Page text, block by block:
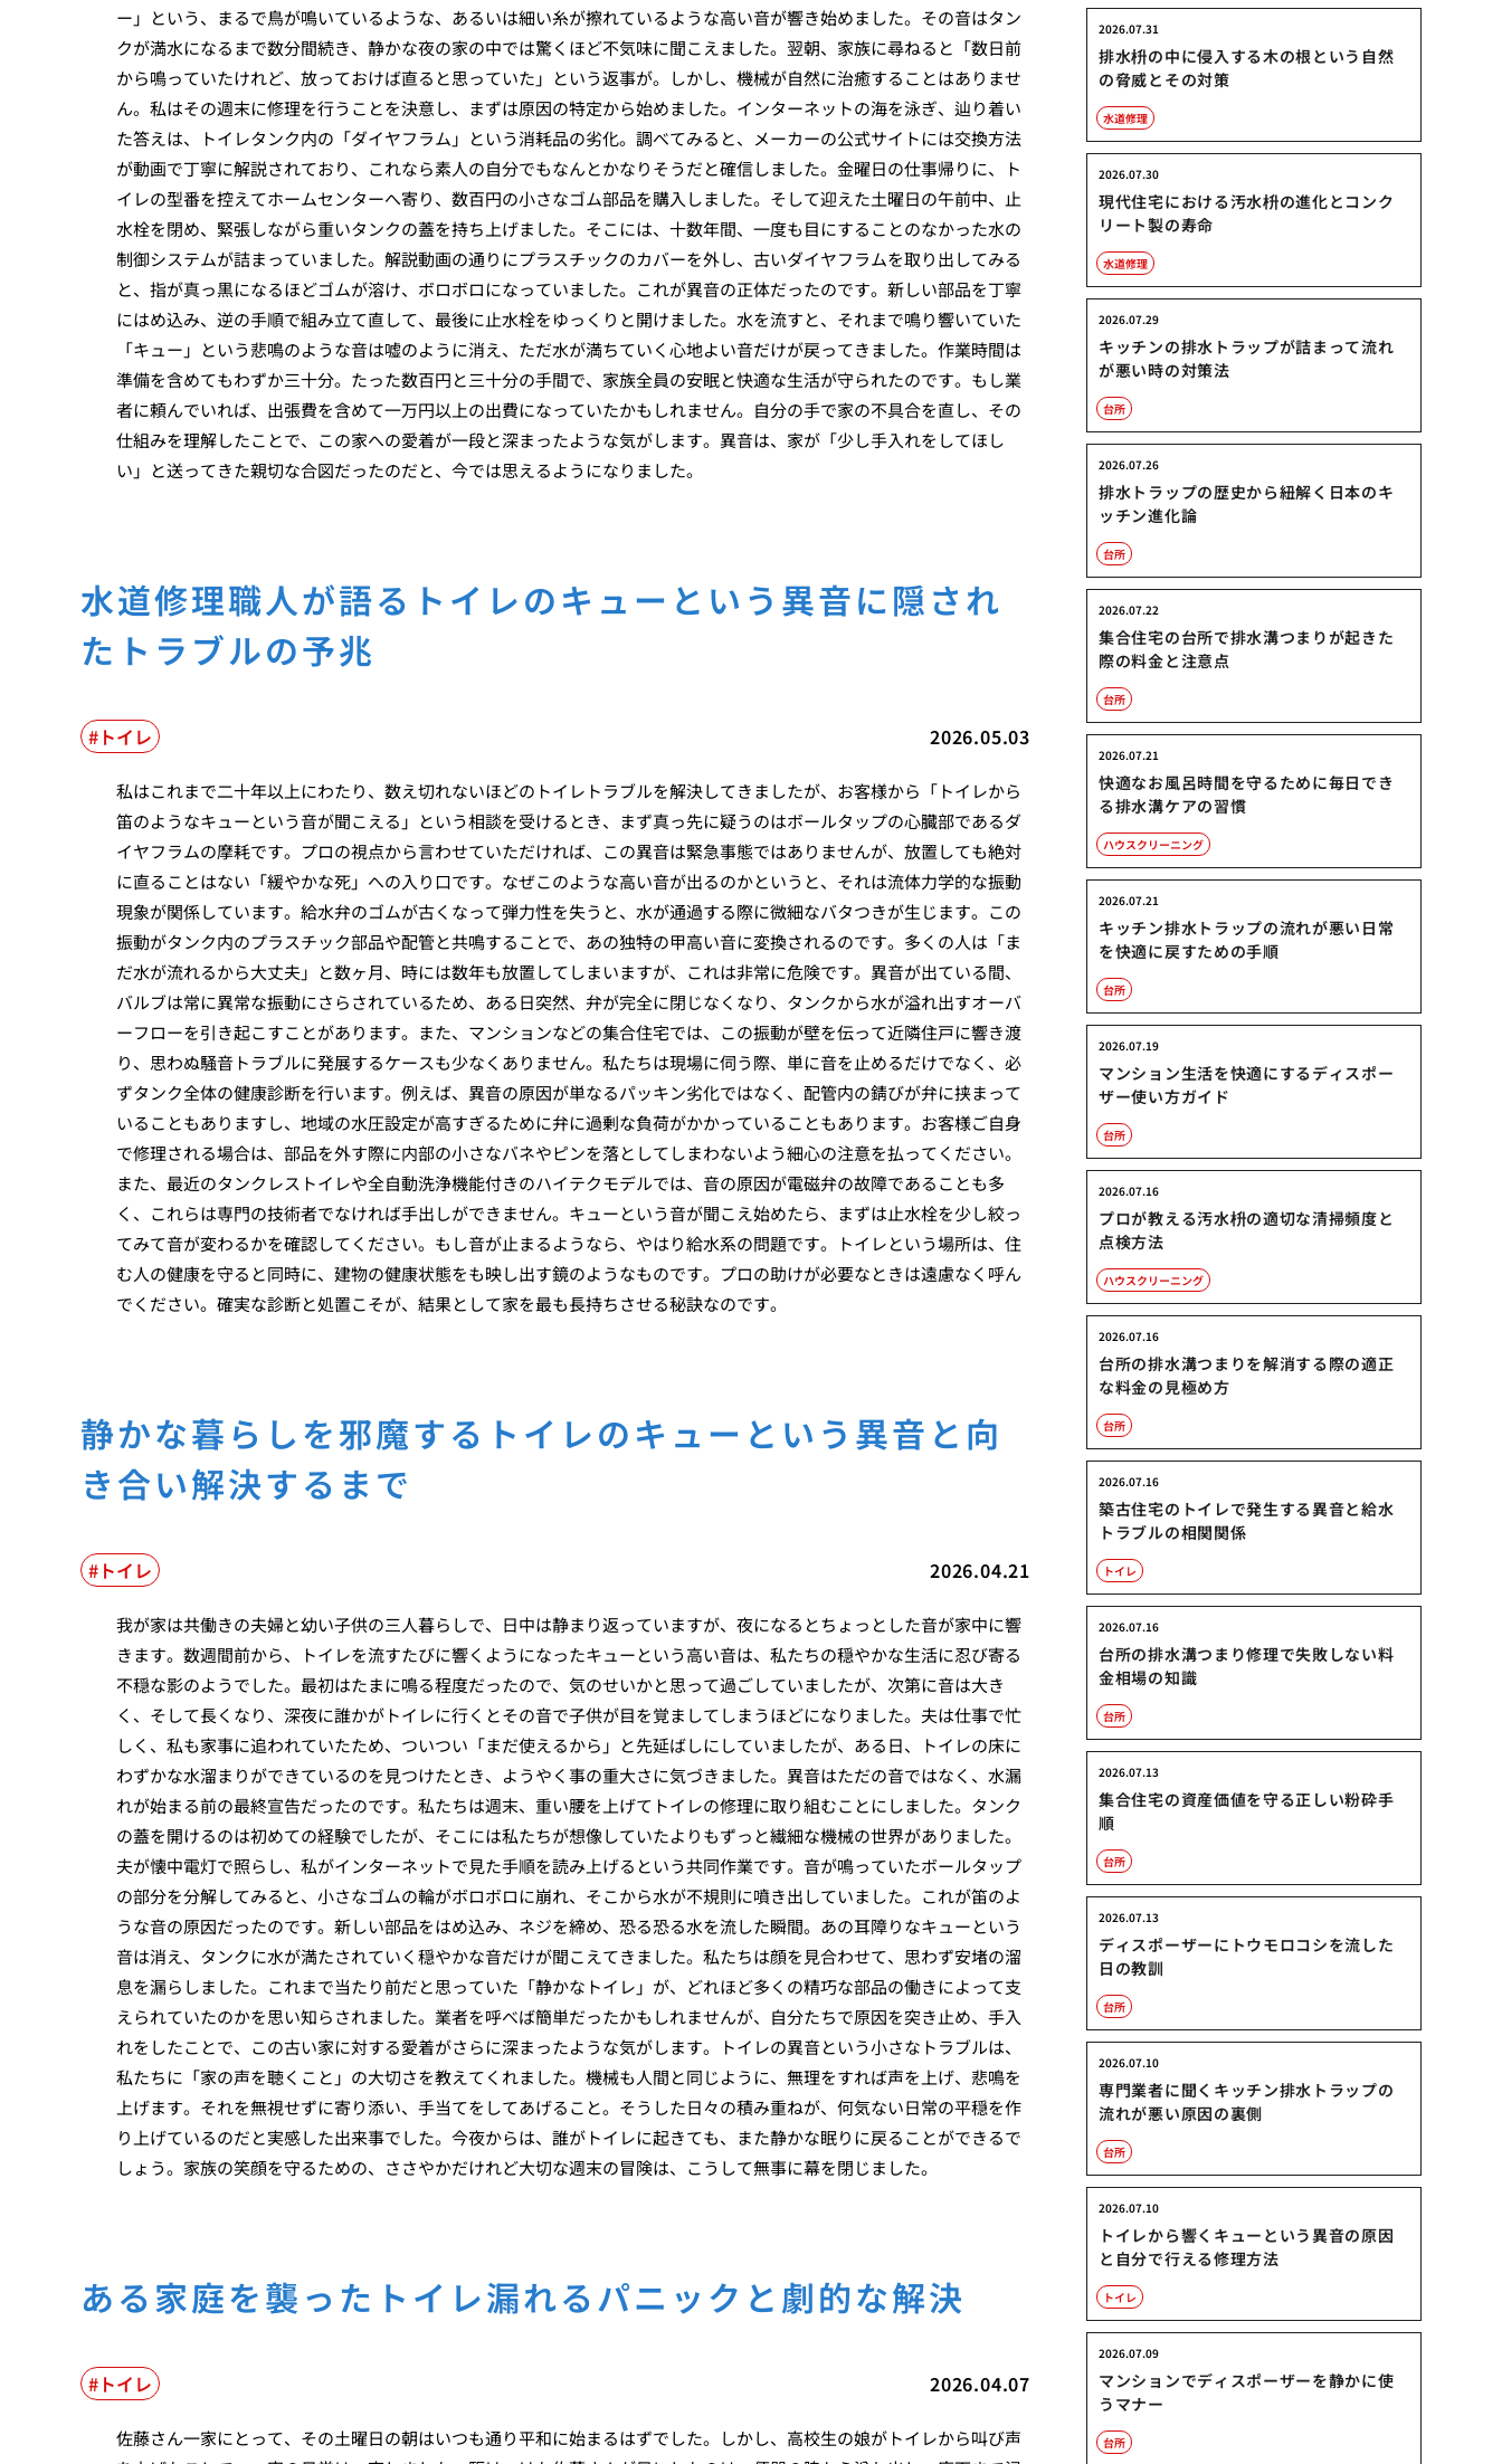
ー」という、まるで鳥が鳴いているような、あるいは細い糸が擦れているような高い音が響き始めました。その音はタン
クが満水になるまで数分間続き、静かな夜の家の中では驚くほど不気味に聞こえました。翌朝、家族に尋ねると「数日前
から鳴っていたけれど、放っておけば直ると思っていた」という返事が。しかし、機械が自然に治癒することはありませ
ん。私はその週末に修理を行うことを決意し、まずは原因の特定から始めました。インターネットの海を泳ぎ、辿り着い
た答えは、トイレタンク内の「ダイヤフラム」という消耗品の劣化。調べてみると、メーカーの公式サイトには交換方法
が動画で丁寧に解説されており、これなら素人の自分でもなんとかなりそうだと確信しました。金曜日の仕事帰りに、ト
イレの型番を控えてホームセンターへ寄り、数百円の小さなゴム部品を購入しました。そして迎えた土曜日の午前中、止
水栓を閉め、緊張しながら重いタンクの蓋を持ち上げました。そこには、十数年間、一度も目にすることのなかった水の
制御システムが詰まっていました。解説動画の通りにプラスチックのカバーを外し、古いダイヤフラムを取り出してみる
と、指が真っ黒になるほどゴムが溶け、ボロボロになっていました。これが異音の正体だったのです。新しい部品を丁寧
にはめ込み、逆の手順で組み立て直して、最後に止水栓をゆっくりと開けました。水を流すと、それまで鳴り響いていた
「キュー」という悲鳴のような音は嘘のように消え、ただ水が満ちていく心地よい音だけが戻ってきました。作業時間は
準備を含めてもわずか三十分。たった数百円と三十分の手間で、家族全員の安眠と快適な生活が守られたのです。もし業
者に頼んでいれば、出張費を含めて一万円以上の出費になっていたかもしれません。自分の手で家の不具合を直し、その
仕組みを理解したことで、この家への愛着が一段と深まったような気がします。異音は、家が「少し手入れをしてほし
い」と送ってきた親切な合図だったのだと、今では思えるようになりました。
水道修理職人が語るトイレのキューという異音に隠され
たトラブルの予兆
2026.05.03
トイレ
私はこれまで二十年以上にわたり、数え切れないほどのトイレトラブルを解決してきましたが、お客様から「トイレから
笛のようなキューという音が聞こえる」という相談を受けるとき、まず真っ先に疑うのはボールタップの心臓部であるダ
イヤフラムの摩耗です。プロの視点から言わせていただければ、この異音は緊急事態ではありませんが、放置しても絶対
に直ることはない「緩やかな死」への入り口です。なぜこのような高い音が出るのかというと、それは流体力学的な振動
現象が関係しています。給水弁のゴムが古くなって弾力性を失うと、水が通過する際に微細なバタつきが生じます。この
振動がタンク内のプラスチック部品や配管と共鳴することで、あの独特の甲高い音に変換されるのです。多くの人は「ま
だ水が流れるから大丈夫」と数ヶ月、時には数年も放置してしまいますが、これは非常に危険です。異音が出ている間、
バルブは常に異常な振動にさらされているため、ある日突然、弁が完全に閉じなくなり、タンクから水が溢れ出すオーバ
ーフローを引き起こすことがあります。また、マンションなどの集合住宅では、この振動が壁を伝って近隣住戸に響き渡
り、思わぬ騒音トラブルに発展するケースも少なくありません。私たちは現場に伺う際、単に音を止めるだけでなく、必
ずタンク全体の健康診断を行います。例えば、異音の原因が単なるパッキン劣化ではなく、配管内の錆びが弁に挟まって
いることもありますし、地域の水圧設定が高すぎるために弁に過剰な負荷がかかっていることもあります。お客様ご自身
で修理される場合は、部品を外す際に内部の小さなバネやピンを落としてしまわないよう細心の注意を払ってください。
また、最近のタンクレストイレや全自動洗浄機能付きのハイテクモデルでは、音の原因が電磁弁の故障であることも多
く、これらは専門の技術者でなければ手出しができません。キューという音が聞こえ始めたら、まずは止水栓を少し絞っ
てみて音が変わるかを確認してください。もし音が止まるようなら、やはり給水系の問題です。トイレという場所は、住
む人の健康を守ると同時に、建物の健康状態をも映し出す鏡のようなものです。プロの助けが必要なときは遠慮なく呼ん
でください。確実な診断と処置こそが、結果として家を最も長持ちさせる秘訣なのです。
静かな暮らしを邪魔するトイレのキューという異音と向
き合い解決するまで
2026.04.21
トイレ
我が家は共働きの夫婦と幼い子供の三人暮らしで、日中は静まり返っていますが、夜になるとちょっとした音が家中に響
きます。数週間前から、トイレを流すたびに響くようになったキューという高い音は、私たちの穏やかな生活に忍び寄る
不穏な影のようでした。最初はたまに鳴る程度だったので、気のせいかと思って過ごしていましたが、次第に音は大き
く、そして長くなり、深夜に誰かがトイレに行くとその音で子供が目を覚ましてしまうほどになりました。夫は仕事で忙
しく、私も家事に追われていたため、ついつい「まだ使えるから」と先延ばしにしていましたが、ある日、トイレの床に
わずかな水溜まりができているのを見つけたとき、ようやく事の重大さに気づきました。異音はただの音ではなく、水漏
れが始まる前の最終宣告だったのです。私たちは週末、重い腰を上げてトイレの修理に取り組むことにしました。タンク
の蓋を開けるのは初めての経験でしたが、そこには私たちが想像していたよりもずっと繊細な機械の世界がありました。
夫が懐中電灯で照らし、私がインターネットで見た手順を読み上げるという共同作業です。音が鳴っていたボールタップ
の部分を分解してみると、小さなゴムの輪がボロボロに崩れ、そこから水が不規則に噴き出していました。これが笛のよ
うな音の原因だったのです。新しい部品をはめ込み、ネジを締め、恐る恐る水を流した瞬間。あの耳障りなキューという
音は消え、タンクに水が満たされていく穏やかな音だけが聞こえてきました。私たちは顔を見合わせて、思わず安堵の溜
息を漏らしました。これまで当たり前だと思っていた「静かなトイレ」が、どれほど多くの精巧な部品の働きによって支
えられていたのかを思い知らされました。業者を呼べば簡単だったかもしれませんが、自分たちで原因を突き止め、手入
れをしたことで、この古い家に対する愛着がさらに深まったような気がします。トイレの異音という小さなトラブルは、
私たちに「家の声を聴くこと」の大切さを教えてくれました。機械も人間と同じように、無理をすれば声を上げ、悲鳴を
上げます。それを無視せずに寄り添い、手当てをしてあげること。そうした日々の積み重ねが、何気ない日常の平穏を作
り上げているのだと実感した出来事でした。今夜からは、誰がトイレに起きても、また静かな眠りに戻ることができるで
しょう。家族の笑顔を守るための、ささやかだけれど大切な週末の冒険は、こうして無事に幕を閉じました。
ある家庭を襲ったトイレ漏れるパニックと劇的な解決
2026.04.07
トイレ
佐藤さん一家にとって、その土曜日の朝はいつも通り平和に始まるはずでした。しかし、高校生の娘がトイレから叫び声
排水枡の中に侵入する木の根という自然
の脅威とその対策
2026.07.31
水道修理
現代住宅における汚水枡の進化とコンク
リート製の寿命
2026.07.30
水道修理
キッチンの排水トラップが詰まって流れ
が悪い時の対策法
2026.07.29
台所
排水トラップの歴史から紐解く日本のキ
ッチン進化論
2026.07.26
台所
集合住宅の台所で排水溝つまりが起きた
際の料金と注意点
2026.07.22
台所
快適なお風呂時間を守るために毎日でき
る排水溝ケアの習慣
2026.07.21
ハウスクリーニング
キッチン排水トラップの流れが悪い日常
を快適に戻すための手順
2026.07.21
台所
マンション生活を快適にするディスポー
ザー使い方ガイド
2026.07.19
台所
プロが教える汚水枡の適切な清掃頻度と
点検方法
2026.07.16
ハウスクリーニング
台所の排水溝つまりを解消する際の適正
な料金の見極め方
2026.07.16
台所
築古住宅のトイレで発生する異音と給水
トラブルの相関関係
2026.07.16
トイレ
台所の排水溝つまり修理で失敗しない料
金相場の知識
2026.07.16
台所
集合住宅の資産価値を守る正しい粉砕手
順
2026.07.13
台所
ディスポーザーにトウモロコシを流した
日の教訓
2026.07.13
台所
専門業者に聞くキッチン排水トラップの
流れが悪い原因の裏側
2026.07.10
台所
トイレから響くキューという異音の原因
と自分で行える修理方法
2026.07.10
トイレ
マンションでディスポーザーを静かに使
うマナー
2026.07.09
台所